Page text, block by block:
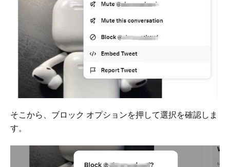
そこから、ブロック オプションを押して選択を確認しま
す。